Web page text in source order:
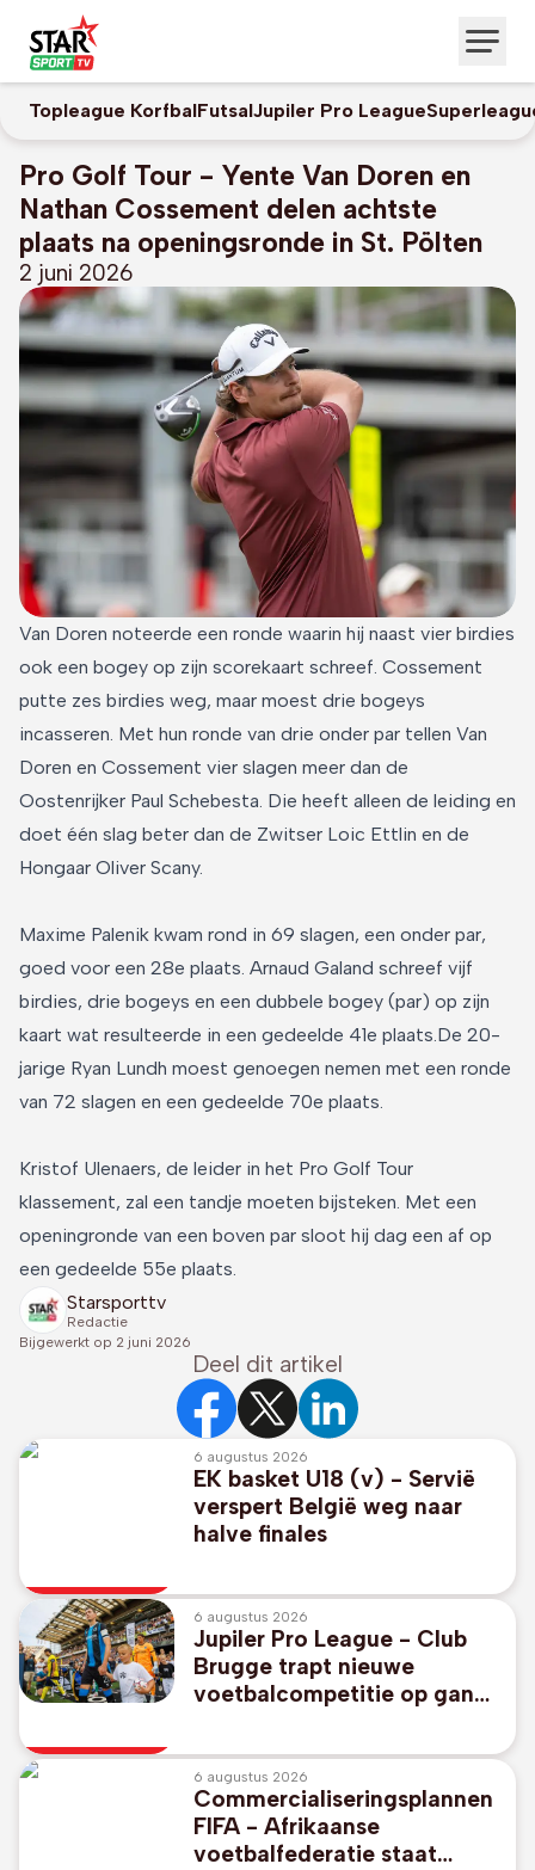
Topleague KorfbalFutsalJupiler Pro League
Pro Golf Tour - Yente Van Doren en
Nathan Cossement delen achtste
plaats na openingsronde in St. Pölten
2 juni 2026
Van Doren noteerde een ronde waarin hij naast vier birdies
ook een bogey op zijn scorekaart schreef. Cossement
putte zes birdies weg, maar moest drie bogeys
incasseren. Met hun ronde van drie onder par tellen Van
Doren en Cossement vier slagen meer dan de
Oostenrijker Paul Schebesta. Die heeft alleen de leiding en
doet één slag beter dan de Zwitser Loic Ettlin en de
Hongaar Oliver Scany.
Maxime Palenik kwam rond in 69 slagen, een onder par,
goed voor een 28e plaats. Arnaud Galand schreef vijf
birdies, drie bogeys en een dubbele bogey (par) op zijn
kaart wat resulteerde in een gedeelde 41e plaats.De 20-
jarige Ryan Lundh moest genoegen nemen met een ronde
van 72 slagen en een gedeelde 70e plaats.
Kristof Ulenaers, de leider in het Pro Golf Tour
klassement, zal een tandje moeten bijsteken. Met een
openingronde van een boven par sloot hij dag een af op
een gedeelde 55e plaats.
Starsporttv
Redactie
Bijgewerkt op 2 juni 2026
Deel dit artikel
6 augustus 2026
EK basket U18 (v) - Servië
verspert België weg naar
halve finales
6 augustus 2026
Jupiler Pro League - Club
Brugge trapt nieuwe
voetbalcompetitie op gang
Kortrijk
6 augustus 2026
Commercialiseringsplannen
FIFA - Afrikaanse
voetbalfederatie staat